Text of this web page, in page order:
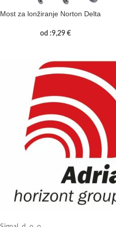
Most za lonžiranje Norton Delta
od :9,29 €